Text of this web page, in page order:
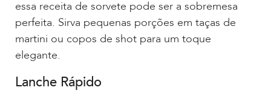
essa receita de sorvete pode ser a sobremesa
perfeita. Sirva pequenas porções em taças de
martini ou copos de shot para um toque
elegante.
Lanche Rápido